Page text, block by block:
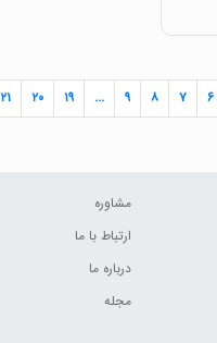
۶ ۷ ۸ ۹ ... ۱۹ ۲۰ ۲۱
مشاوره
ارتباط با ما
درباره ما
مجله